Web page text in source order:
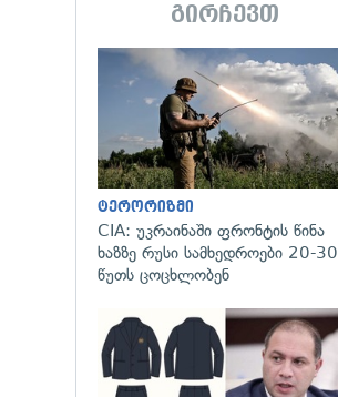
გირჩევთ
ტერორიზმი
CIA: უკრაინაში ფრონტის წინა
ხაზზე რუსი სამხედროები 20-30
წუთს ცოცხლობენ